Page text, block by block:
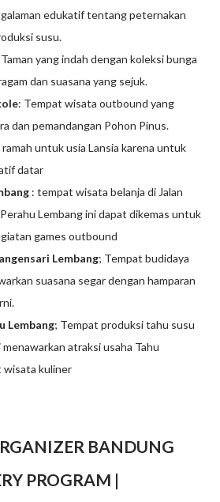
edukatif tentang peternakan
susu.
yang indah dengan koleksi bunga
dan suasana yang sejuk.
: Tempat wisata outbound yang
dan pemandangan Pohon Pinus.
untuk usia Lansia karena untuk
datar
: tempat wisata belanja di Jalan
Lembang ini dapat dikemas untuk
games outbound
Lembang; Tempat budidaya
suasana segar dengan hamparan
Lembang; Tempat produksi tahu susu
atraksi usaha Tahu
wisata kuliner
BANDUNG
PROGRAM |